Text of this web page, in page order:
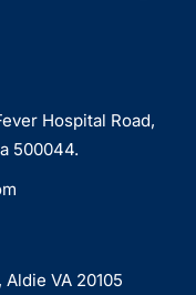
Hospital Road,
500044.
VA 20105